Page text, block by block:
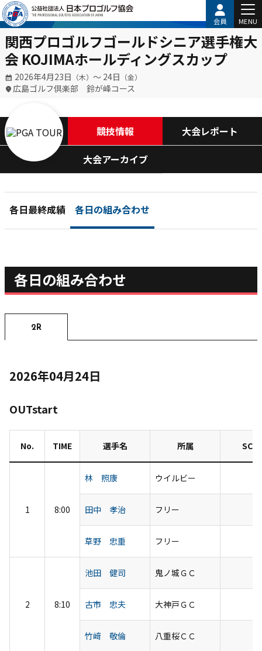
会員 MENU
関西プロゴルフゴールドシニア選手権大
会 KOJIMAホールディングスカップ
2026年4月23日 （木） 〜 24日 （金）
広島ゴルフ倶楽部 鈴が峰コース
競技情報
大会レポート
大会アーカイブ
各日最終成績 各日の組み合わせ
各日の組み合わせ
2R
2026年04月24日
OUTstart
No. TIME 選手名 所属
1 8:00
林 照康 ウイルビー
田中 孝治 フリー
草野 忠重 フリー
2 8:10
池田 健司 鬼ノ城ＧＣ
古市 忠夫 大神戸ＧＣ
竹﨑 敬倫 八重桜ＣＣ